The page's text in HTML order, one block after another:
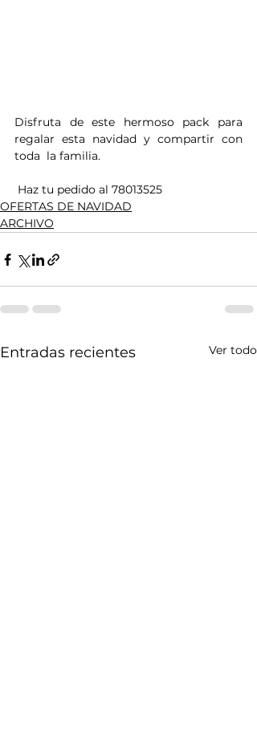
Disfruta de este hermoso pack para
regalar esta navidad y compartir con
toda  la familia.
Haz tu pedido al 78013525
OFERTAS DE NAVIDAD
ARCHIVO
Entradas recientes Ver todo